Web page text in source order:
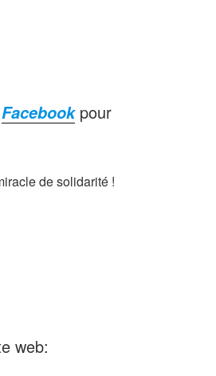
Facebook pour
de solidarité !
web: